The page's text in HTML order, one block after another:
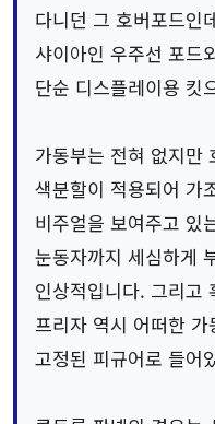
다니던 그 호버포드인
샤이아인 우주선 포드
단순 디스플레이용 킷
가동부는 전혀 없지만
색분할이 적용되어 가
비주얼을 보여주고 있
눈동자까지 세심하게
인상적입니다. 그리고
프리자 역시 어떠한
고정된 피규어로 들어